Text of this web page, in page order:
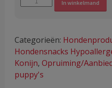
(30-
40cm)
aantal
In winkelmand
Categorieën:
Hondensnacks
Konijn,Opruiming/
puppy's